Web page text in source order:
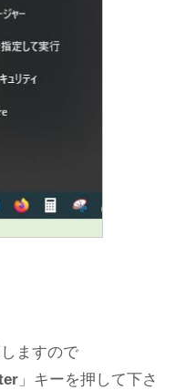
ますので
」キーを押して下さ